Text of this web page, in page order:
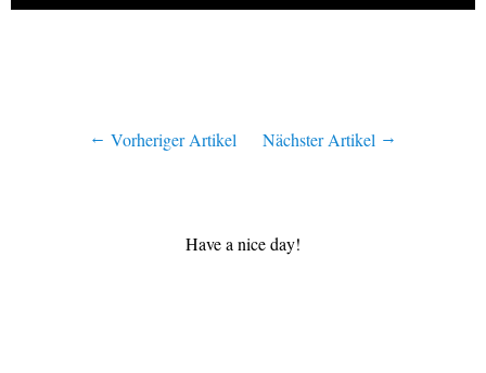
Vorheriger Artikel Nächster Artikel
Have a nice day!